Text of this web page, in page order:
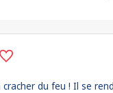
du feu ! Il se